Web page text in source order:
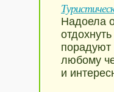
Надоела
порадуют
любому
и